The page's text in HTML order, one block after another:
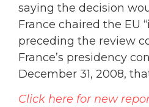
saying the decision
France chaired the EU
preceding the review
France’s presidency
December 31, 2008,
Click here for new